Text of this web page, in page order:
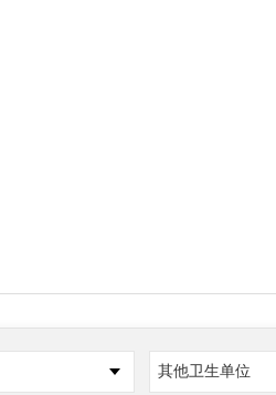
其他卫生单位